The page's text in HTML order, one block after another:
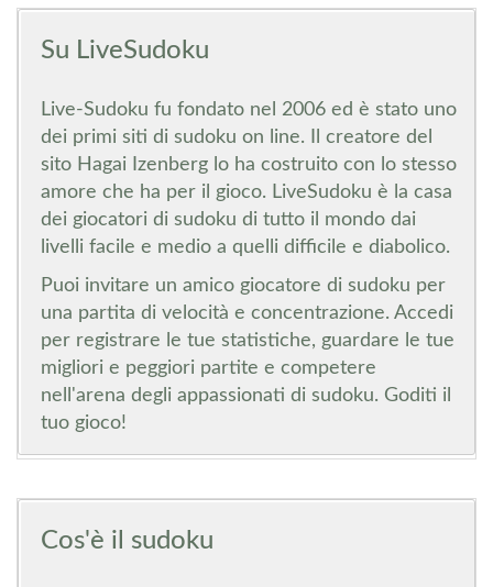
Su LiveSudoku
Live-Sudoku fu fondato nel 2006 ed è stato uno
dei primi siti di sudoku on line. Il creatore del
sito Hagai Izenberg lo ha costruito con lo stesso
amore che ha per il gioco. LiveSudoku è la casa
dei giocatori di sudoku di tutto il mondo dai
livelli facile e medio a quelli difficile e diabolico.
Puoi invitare un amico giocatore di sudoku per
una partita di velocità e concentrazione. Accedi
per registrare le tue statistiche, guardare le tue
migliori e peggiori partite e competere
nell'arena degli appassionati di sudoku. Goditi il
tuo gioco!
Cos'è il sudoku